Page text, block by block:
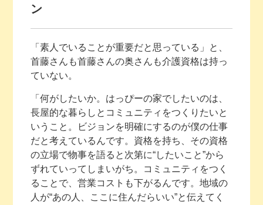
ン
「素人でいることが重要だと思っている」と、
首藤さんも首藤さんの奥さんも介護資格は持っ
ていない。
「何がしたいか。はっぴーの家でしたいのは、
長屋的な暮らしとコミュニティをつくりたいと
いうこと。ビジョンを明確にするのが僕の仕事
だと考えているんです。資格を持ち、その資格
の立場で物事を語ると次第に“したいこと”から
ずれていってしまいがち。コミュニティをつく
ることで、営業コストも下がるんです。地域の
人が“あの人、ここに住んだらいい”と伝えてく